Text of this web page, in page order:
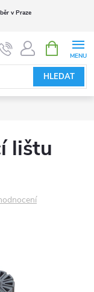
v Praze
HLEDAT
NÁKUPNÍ
KOŠÍK
lištu